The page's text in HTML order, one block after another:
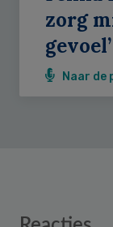
zorg
gevoel’
Naar de
Reader